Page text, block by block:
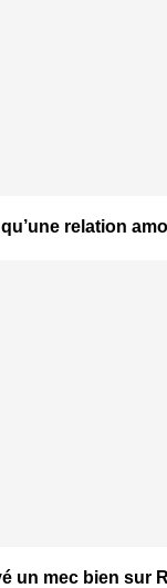
relation
un mec bien sur